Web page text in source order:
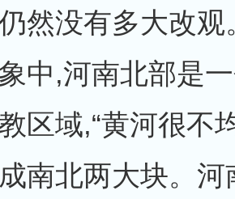
然没有多大改观
中,河南北部是
区域,“黄河很不
南北两大块。河